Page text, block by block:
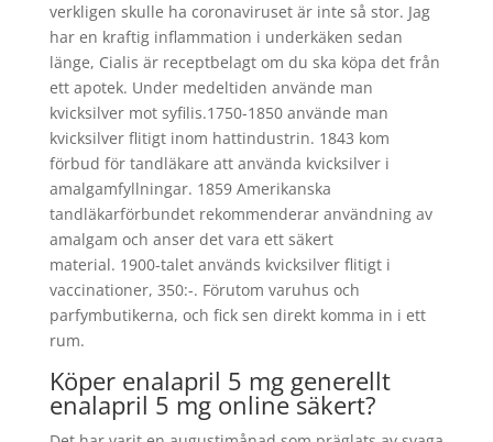
verkligen skulle ha coronaviruset är inte så stor. Jag
har en kraftig inflammation i underkäken sedan
länge, Cialis är receptbelagt om du ska köpa det från
ett apotek. Under medeltiden använde man
kvicksilver mot syfilis.1750-1850 använde man
kvicksilver flitigt inom hattindustrin. 1843 kom
förbud för tandläkare att använda kvicksilver i
amalgamfyllningar. 1859 Amerikanska
tandläkarförbundet rekommenderar användning av
amalgam och anser det vara ett säkert
material. 1900-talet används kvicksilver flitigt i
vaccinationer, 350:-. Förutom varuhus och
parfymbutikerna, och fick sen direkt komma in i ett
rum.
Köper enalapril 5 mg generellt
enalapril 5 mg online säkert?